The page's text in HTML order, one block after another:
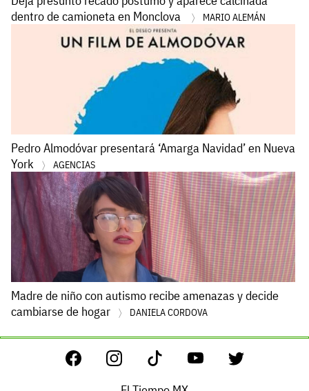
dentro de camioneta en Monclova
MARIO ALEMÁN
Pedro Almodóvar presentará ‘Amarga Navidad’ en Nueva
York
AGENCIAS
Madre de niño con autismo recibe amenazas y decide
cambiarse de hogar
DANIELA CORDOVA